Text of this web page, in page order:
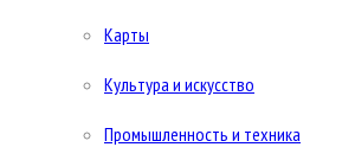
Карты
Культура и искусство
Промышленность и техника